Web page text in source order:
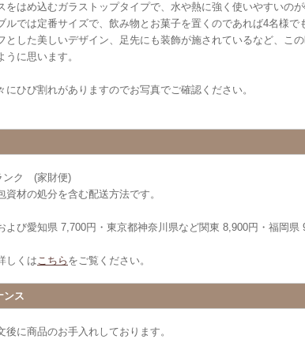
をはめ込むガラストップタイプで、水や熱に強く使いやすいの
ルでは定番サイズで、飲み物とお菓子を置くのであれば4名様で
とした美しいデザイン、足先にも装飾が施されているなど、こ
うに思います。
にひび割れがありますのでお写真でご確認ください。
ンク (家財便)
資材の処分を含む配送方法です。
よび愛知県 7,700円・東京都神奈川県など関東 8,900円・福岡県
しくはこちら をご覧ください。
ンス
後に商品のお手入れしております。